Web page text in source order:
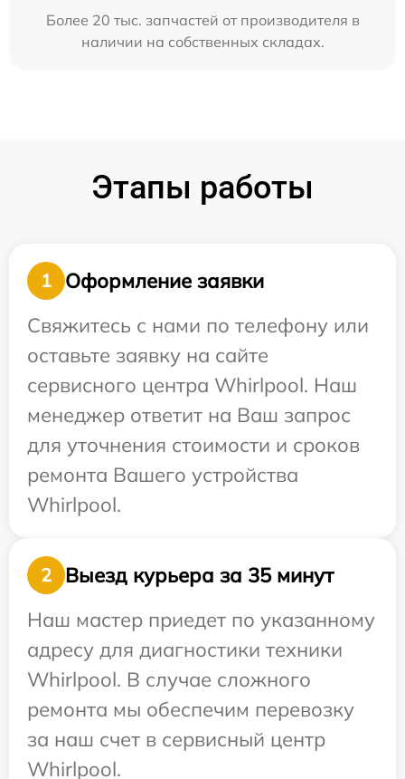
Более 20 тыс. запчастей от производителя в
наличии на собственных складах.
Этапы работы
1
Оформление заявки
Свяжитесь с нами по телефону или
оставьте заявку на сайте
сервисного центра Whirlpool. Наш
менеджер ответит на Ваш запрос
для уточнения стоимости и сроков
ремонта Вашего устройства
Whirlpool.
2
Выезд курьера за 35 минут
Наш мастер приедет по указанному
адресу для диагностики техники
Whirlpool. В случае сложного
ремонта мы обеспечим перевозку
за наш счет в сервисный центр
Whirlpool.